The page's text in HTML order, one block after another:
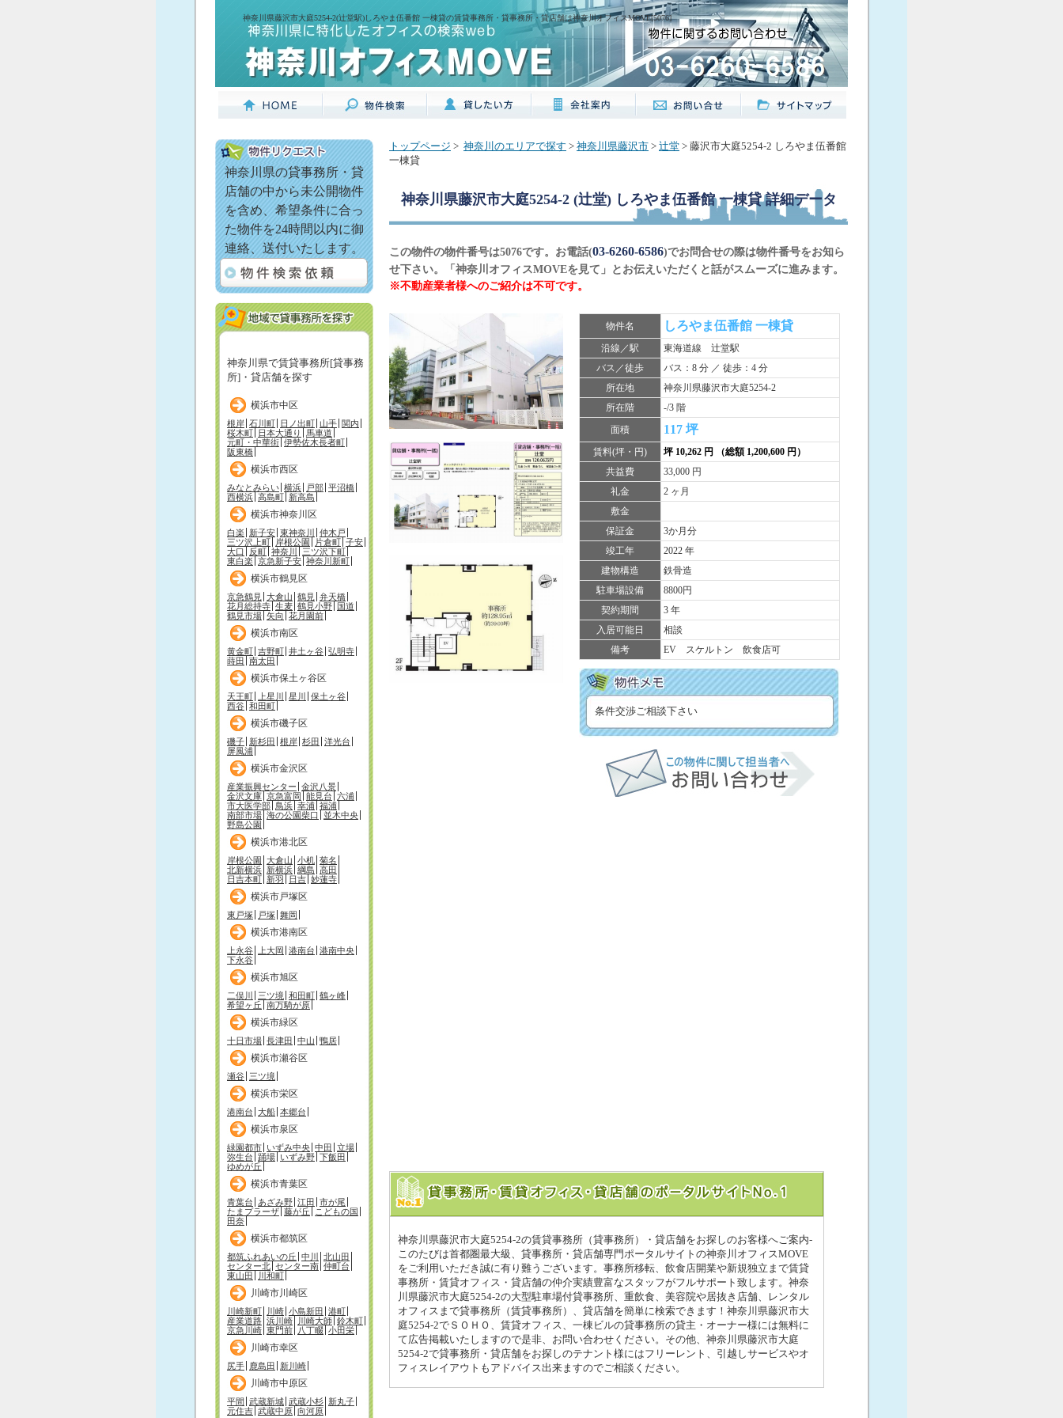
神奈川県藤沢市大庭5254-2(辻堂駅)しろやま伍番館 一棟貸の賃貸事務所・貸事務所・貸店舗は神奈川オフィスMOVE[5076]
神奈川県の貸事務所・貸
店舗の中から未公開物件
を含め、希望条件に合っ
た物件を24時間以内に御
連絡、送付いたします。
神奈川県で賃貸事務所[貸事務
所]・貸店舗を探す
横浜市中区
根岸 石川町 日ノ出町 山手 関内
桜木町 日本大通り
馬車道
元町・中華街 伊勢佐木長者町
阪東橋
横浜市西区
みなとみらい 横浜 戸部 平沼橋
西横浜 高島町 新高島
横浜市神奈川区
白楽 新子安 東神奈川
仲木戸
三ツ沢上町 岸根公園 片倉町 子安
大口
反町 神奈川
三ツ沢下町
東白楽 京急新子安 神奈川新町
横浜市鶴見区
京急鶴見 大倉山 鶴見
弁天橋
花月総持寺 生麦 鶴見小野
国道
鶴見市場 矢向 花月園前
横浜市南区
黄金町 吉野町 井土ヶ谷 弘明寺
蒔田 南太田
横浜市保土ヶ谷区
天王町 上星川 星川
保土ヶ谷
西谷 和田町
横浜市磯子区
磯子 新杉田 根岸 杉田 洋光台
屏風浦
横浜市金沢区
産業振興センター 金沢八景
金沢文庫 京急富岡 能見台 六浦
市大医学部 鳥浜 幸浦 福浦
南部市場 海の公園柴口
並木中央
野島公園
横浜市港北区
岸根公園 大倉山 小机 菊名
北新横浜 新横浜 綱島 高田
日吉本町 新羽 日吉 妙蓮寺
横浜市戸塚区
東戸塚 戸塚 舞岡
横浜市港南区
上永谷 上大岡 港南台 港南中央
下永谷
横浜市旭区
二俣川 三ツ境 和田町 鶴ヶ峰
希望ヶ丘 南万騎が原
横浜市緑区
十日市場 長津田 中山 鴨居
横浜市瀬谷区
瀬谷 三ツ境
横浜市栄区
港南台 大船 本郷台
横浜市泉区
緑園都市 いずみ中央 中田 立場
弥生台 踊場 いずみ野 下飯田
ゆめが丘
横浜市青葉区
青葉台 あざみ野 江田 市が尾
たまプラーザ 藤が丘
こどもの国
田奈
横浜市都筑区
都筑ふれあいの丘 中川
北山田
センター北 センター南 仲町台
東山田
川和町
川崎市川崎区
川崎新町 川崎 小島新田 港町
産業道路 浜川崎 川崎大師 鈴木町
京急川崎 東門前 八丁畷 小田栄
川崎市幸区
尻手 鹿島田 新川崎
川崎市中原区
平間 武蔵新城 武蔵小杉 新丸子
元住吉 武蔵中原 向河原
トップページ > 神奈川のエリアで探す > 神奈川県藤沢市 > 辻堂 > 藤沢市大庭5254-2 しろやま伍番館
一棟貸
神奈川県藤沢市大庭5254-2 (辻堂) しろやま伍番館 一棟貸詳細データ
この物件の物件番号は5076です。お電話(03-6260-6586)でお問合せの際は物件番号をお知ら
せ下さい。「神奈川オフィスMOVEを見て」とお伝えいただくと話がスムーズに進みます。
※不動産業者様へのご紹介は不可です。
物件名 しろやま伍番館 一棟貸
沿線／駅
東海道線 辻堂駅
バス／徒歩
バス：8 分 ／ 徒歩：4 分
所在地
神奈川県藤沢市大庭5254-2
所在階
-/3 階
面積
117 坪
賃料(坪・円)
坪 10,262 円 （総額 1,200,600 円）
共益費
33,000 円
礼金
2 ヶ月
敷金
保証金
3か月分
竣工年
2022 年
建物構造
鉄骨造
駐車場設備
8800円
契約期間
3 年
入居可能日
相談
備考
EV スケルトン 飲食店可
条件交渉ご相談下さい
神奈川県藤沢市大庭5254-2の賃貸事務所（貸事務所）・貸店舗をお探しのお客様へご案内-
このたびは首都圏最大級、貸事務所・貸店舗専門ポータルサイトの神奈川オフィスMOVE
をご利用いただき誠に有り難うございます。事務所移転、飲食店開業や新規独立まで賃貸
事務所・賃貸オフィス・貸店舗の仲介実績豊富なスタッフがフルサポート致します。神奈
川県藤沢市大庭5254-2の大型駐車場付貸事務所、重飲食、美容院や居抜き店舗、レンタル
オフィスまで貸事務所（賃貸事務所）、貸店舗を簡単に検索できます！神奈川県藤沢市大
庭5254-2でＳＯＨＯ、賃貸オフィス、一棟ビルの貸事務所の貸主・オーナー様には無料に
て広告掲載いたしますので是非、お問い合わせください。その他、神奈川県藤沢市大庭
5254-2で貸事務所・貸店舗をお探しのテナント様にはフリーレント、引越しサービスやオ
フィスレイアウトもアドバイス出来ますのでご相談ください。